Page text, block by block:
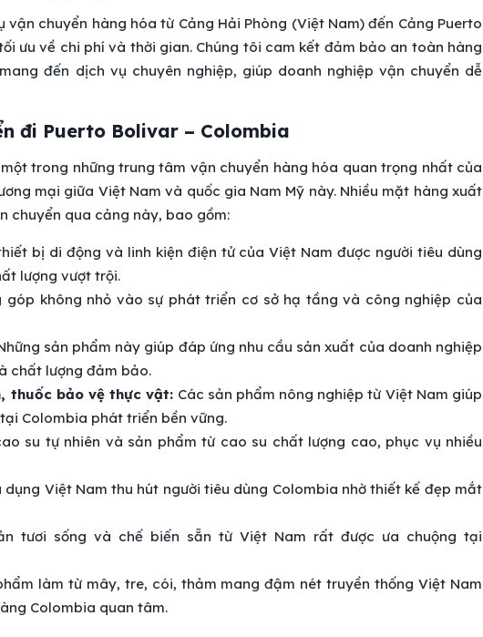
chuyển hàng hóa từ Cảng Hải Phòng (Việt Nam) đến Cảng Puerto
ưu về chi phí và thời gian. Chúng tôi cam kết đảm bảo an toàn hàng
đến dịch vụ chuyên nghiệp, giúp doanh nghiệp vận chuyển dễ
đi Puerto Bolivar – Colombia
trong những trung tâm vận chuyển hàng hóa quan trọng nhất của
mại giữa Việt Nam và quốc gia Nam Mỹ này. Nhiều mặt hàng xuất
chuyển qua cảng này, bao gồm:
bị di động và linh kiện điện tử của Việt Nam được người tiêu dùng
lượng vượt trội.
góp không nhỏ vào sự phát triển cơ sở hạ tầng và công nghiệp của
sản phẩm này giúp đáp ứng nhu cầu sản xuất của doanh nghiệp
chất lượng đảm bảo.
thuốc bảo vệ thực vật: Các sản phẩm nông nghiệp từ Việt Nam giúp
Colombia phát triển bền vững.
su tự nhiên và sản phẩm từ cao su chất lượng cao, phục vụ nhiều
dụng Việt Nam thu hút người tiêu dùng Colombia nhờ thiết kế đẹp mắt
tươi sống và chế biến sẵn từ Việt Nam rất được ưa chuộng tại
làm từ mây, tre, cói, thảm mang đậm nét truyền thống Việt Nam
Colombia quan tâm.